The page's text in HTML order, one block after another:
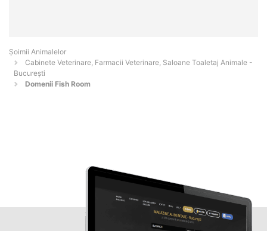
Şoimii Animalelor
Cabinete Veterinare, Farmacii Veterinare, Saloane Toaletaj Animale -
Bucureşti
Domenii Fish Room